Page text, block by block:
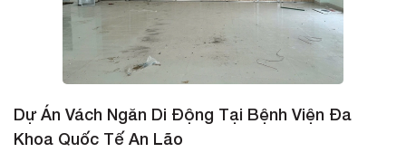
Dự Án Vách Ngăn Di Động Tại Bệnh Viện Đa
Khoa Quốc Tế An Lão